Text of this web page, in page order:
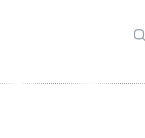
Медиа-
Новости в регионе
Контроль и аудитРынок акций